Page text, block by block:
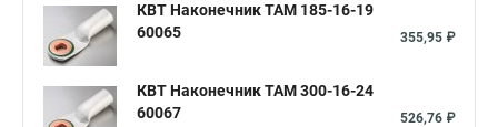
КВТ Наконечник ТАМ 185-16-19
60065
355,95 ₽
КВТ Наконечник ТАМ 300-16-24
60067
526,76 ₽